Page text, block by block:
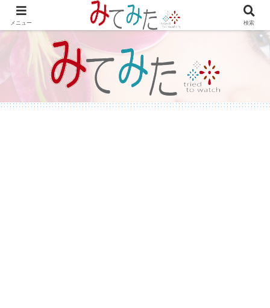
WordPressで綴る情報＆レビュー プラグインの紹介やテーマのカスタマイズ
等も書いてます。
メニュー 検索